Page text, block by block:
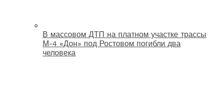
В массовом ДТП на платном участке трассы
М-4 «Дон» под Ростовом погибли два
человека